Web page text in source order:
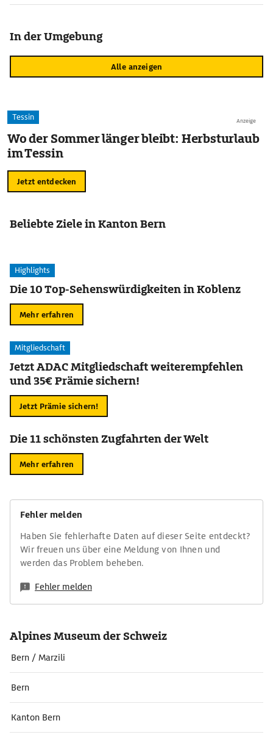
In der Umgebung
Alle anzeigen
Anzeige
Tessin
Wo der Sommer länger bleibt: Herbsturlaub
im Tessin
Jetzt entdecken
Beliebte Ziele in Kanton Bern
Highlights
Die 10 Top-Sehenswürdigkeiten in Koblenz
Mehr erfahren
Mitgliedschaft
Jetzt ADAC Mitgliedschaft weiterempfehlen
und 35€ Prämie sichern!
Jetzt Prämie sichern!
Die 11 schönsten Zugfahrten der Welt
Mehr erfahren
Fehler melden
Haben Sie fehlerhafte Daten auf dieser Seite entdeckt?
Wir freuen uns über eine Meldung von Ihnen und
werden das Problem beheben.
Fehler melden
Alpines Museum der Schweiz
Bern / Marzili
Bern
Kanton Bern